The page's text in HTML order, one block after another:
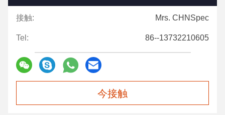
接触: Mrs. CHNSpec
Tel: 86--13732210605
今接触